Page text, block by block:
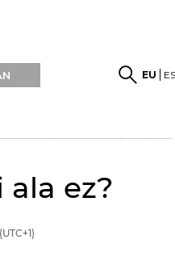
EU
ala ez?
(UTC+1)